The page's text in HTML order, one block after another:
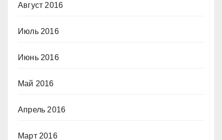
Август 2016
Июль 2016
Июнь 2016
Май 2016
Апрель 2016
Март 2016